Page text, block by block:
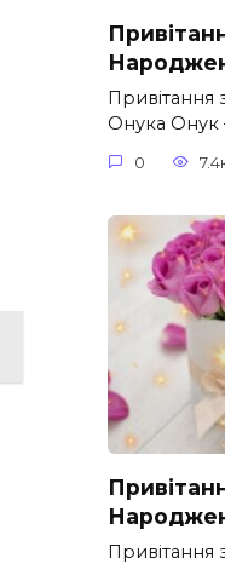
Онука Онук
0